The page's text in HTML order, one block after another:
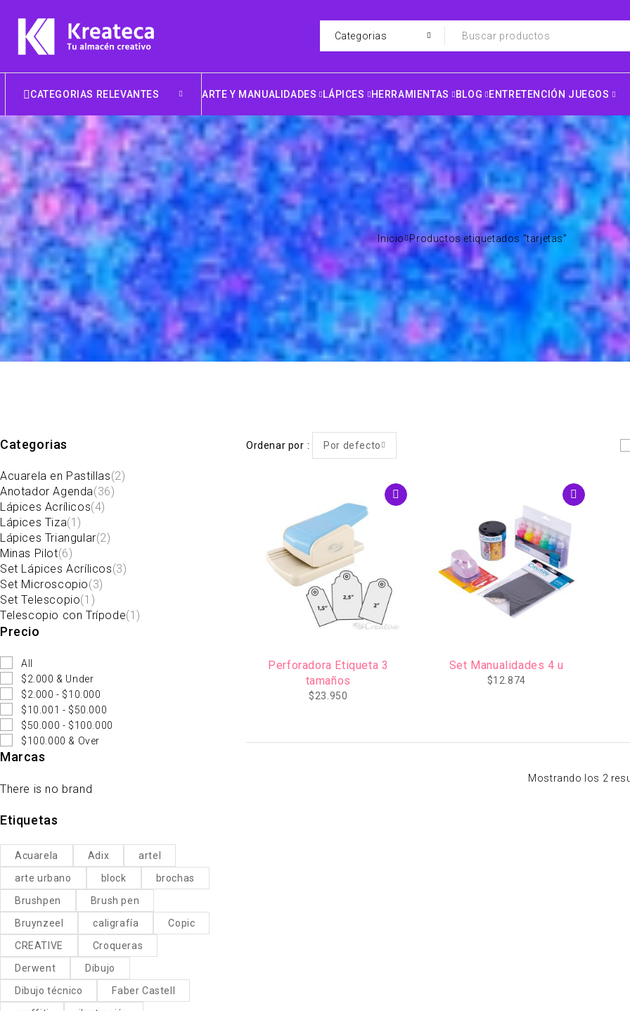
CATEGORIAS RELEVANTES ARTE Y MANUALIDADES LÁPICES HERRAMIENTAS BLOG ENTRETENCIÓN JUEGOS
Inicio Productos etiquetados “tarjetas”
Categorias
Acuarela en Pastillas(2)
Anotador Agenda(36)
Lápices Acrílicos(4)
Lápices Tiza(1)
Lápices Triangular(2)
Minas Pilot(6)
Set Lápices Acrílicos(3)
Set Microscopio(3)
Set Telescopio(1)
Telescopio con Trípode(1)
Precio
All
$2.000 & Under
$2.000 - $10.000
$10.001 - $50.000
$50.000 - $100.000
$100.000 & Over
Marcas
There is no brand
Etiquetas
Acuarela Adix
artel
arte urbano
block
brochas
Brushpen
Brush pen
Bruynzeel
caligrafía
Copic
CREATIVE
Croqueras
Derwent
Dibujo
Dibujo técnico
Faber Castell
Ordenar por Por defecto
Perforadora Etiqueta 3
tamaños
$23.950
Set Manualidades 4 u
$12.874
Mostrando los 2